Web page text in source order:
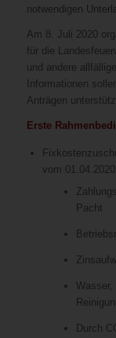
notwendigen
Am 8. Juli 2020
für die
und andere
Informationen
Anträgen
Erste
vom
Pacht
Wasser,
Durch